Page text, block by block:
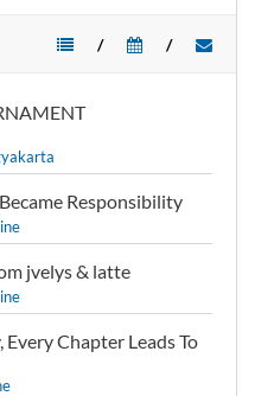
/
/
Responsibility
jvelys & latte
Chapter Leads To